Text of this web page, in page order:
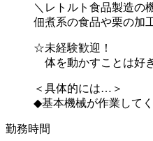
＼レトルト食品製造の
佃煮系の食品や栗の加
☆未経験歓迎！
体を動かすことは好
＜具体的には…＞
◆基本機械が作業して
勤務時間